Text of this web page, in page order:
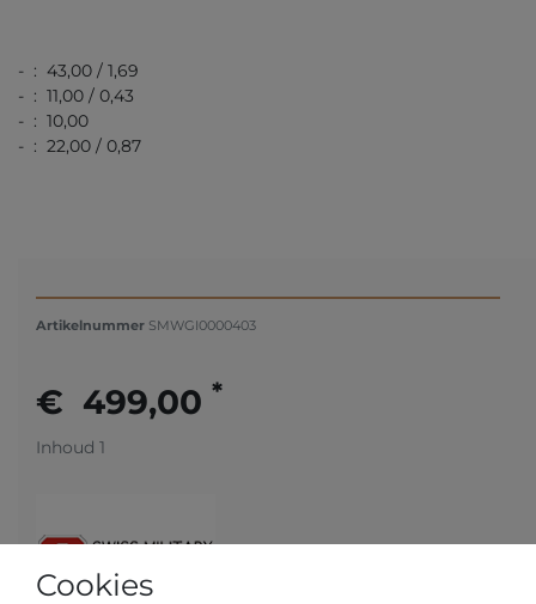
- : 43,00 / 1,69
- : 11,00 / 0,43
- : 10,00
- : 22,00 / 0,87
Artikelnummer SMWGI0000403
€ 499,00 *
Inhoud 1
Cookies